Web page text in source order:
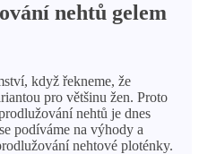
nehtů gelem
když řekneme, že
pro většinu žen. Proto
nehtů je dnes
podíváme na výhody a
nehtové ploténky.